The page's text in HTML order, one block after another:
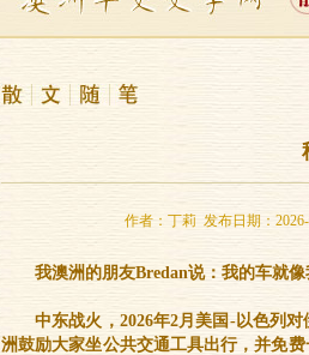
作者：丁莉 发布日期：
我澳洲的朋友Bredan说：我的车就
中东战火，2026年2月美国-以色列
洲鼓励大家坐公共交通工具出行，并免